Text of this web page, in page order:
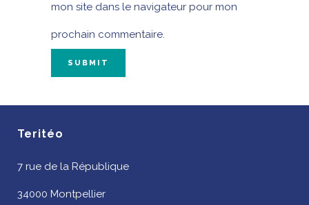
mon site dans le navigateur pour mon
prochain commentaire.
Teritéo
7 rue de la République
34000 Montpellier